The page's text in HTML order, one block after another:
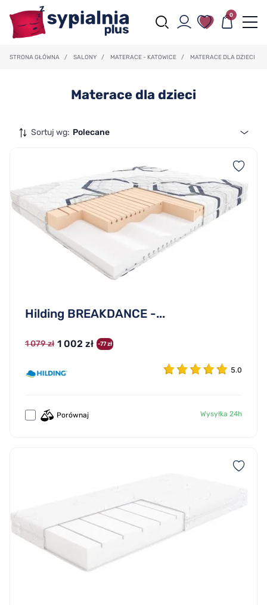
0
STRONA GŁÓWNA / SALONY / MATERACE - KATOWICE / MATERACE DLA DZIECI
Materace dla dzieci
Sortuj wg: Polecane
Hilding BREAKDANCE -...
1 079 zł 1 002 zł -77 zł
5.0
Porównaj Wysyłka 24h